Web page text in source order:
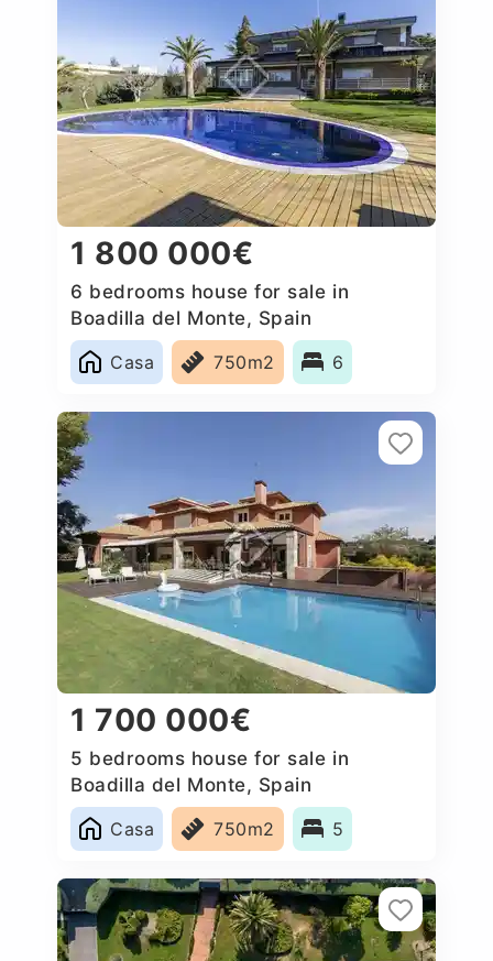
1 800 000€
6 bedrooms house for sale in
Boadilla del Monte, Spain
Casa
750m2 6
1 700 000€
5 bedrooms house for sale in
Boadilla del Monte, Spain
Casa
750m2 5